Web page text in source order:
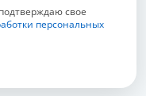
свое
персональных